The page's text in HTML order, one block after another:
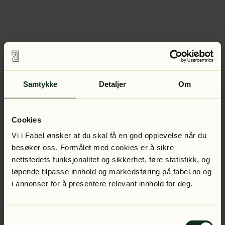
Samtykke Detaljer Om
Cookies
Vi i Fabel ønsker at du skal få en god opplevelse når du
besøker oss. Formålet med cookies er å sikre
nettstedets funksjonalitet og sikkerhet, føre statistikk, og
løpende tilpasse innhold og markedsføring på fabel.no og
i annonser for å presentere relevant innhold for deg.